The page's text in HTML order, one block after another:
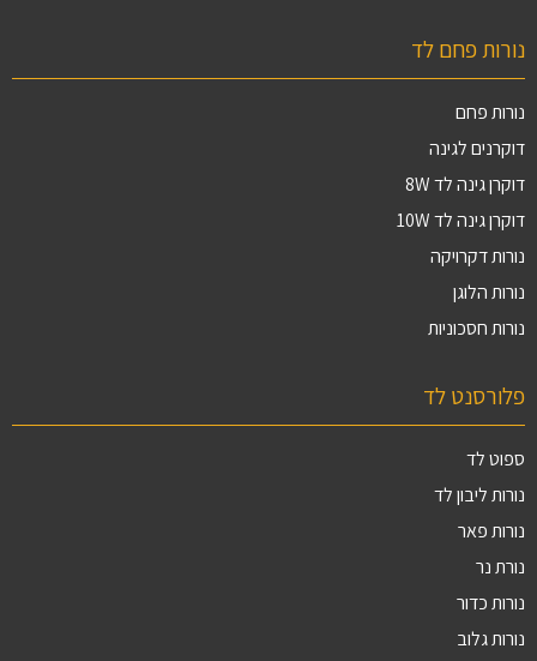
נורות פחם לד
נורות פחם
דוקרנים לגינה
דוקרן גינה לד 8W
דוקרן גינה לד 10W
נורות דקרויקה
נורות הלוגן
נורות חסכוניות
פלורסנט לד
ספוט לד
נורות ליבון לד
נורות פאר
נורת נר
נורות כדור
נורות גלוב